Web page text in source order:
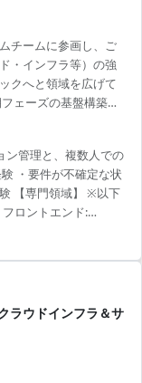
チームに参画し、ご
・インフラ等）の強
クへと領域を広げて
ェーズの基盤構築
ンなUI実装、
定、AWSでのインフ
ータ基盤構築など、
て挑戦していただけ
ン管理と、複数人での
・要件が不確定な状
【専門領域】 ※以下
ロントエンド:
エンド: Webアプリケ
の基礎知識と構築・
ラウドインフラ＆サ